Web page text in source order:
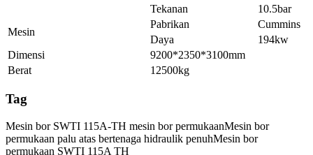
Tekanan
10.5bar
Mesin
Pabrikan
Cummins
Daya
194kw
Dimensi
9200*2350*3100mm
Berat
12500kg
Tag
Mesin bor SWTI 115A-TH mesin bor permukaanMesin bor
permukaan palu atas bertenaga hidraulik penuhMesin bor
permukaan SWTI 115A TH